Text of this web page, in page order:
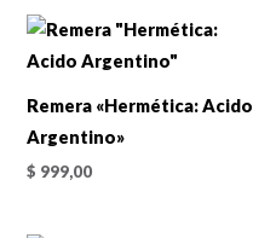
Remera «Hermética: Acido
Argentino»
$ 999,00